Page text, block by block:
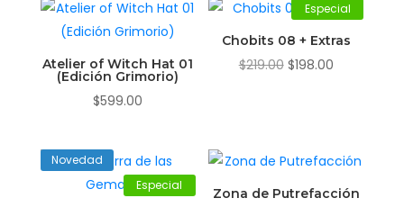
Atelier of Witch Hat 01
(Edición Grimorio)
$599.00
Especial
Chobits 08 + Extras
$219.00 El
$219.00.
$198.00El
$198.00.
Especial
Novedad
Zona de Putrefacción